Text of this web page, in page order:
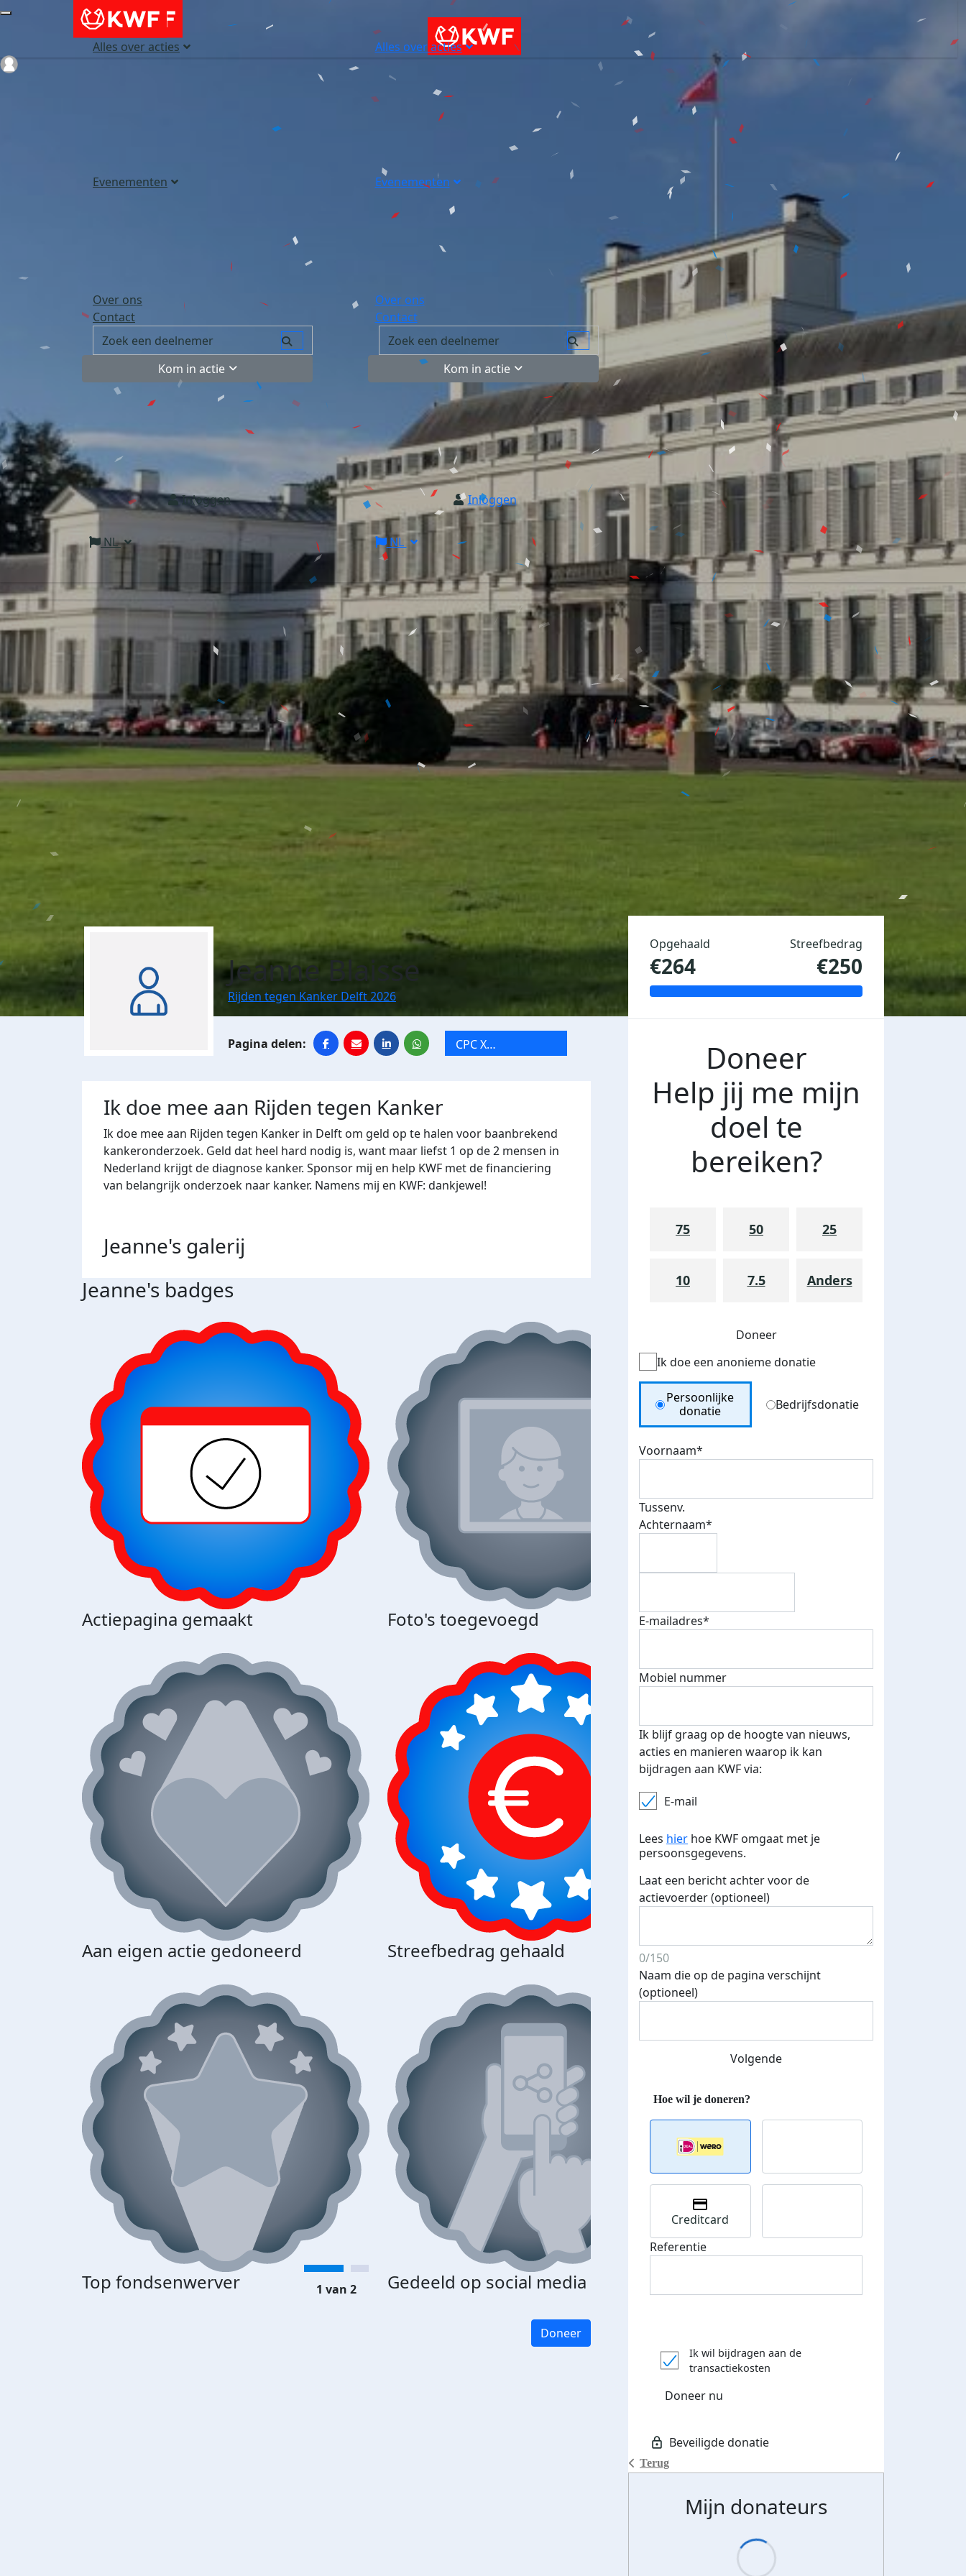
Alles over acties
Evenementen
Over ons
Contact
Kom in actie
Inloggen
NL
Alles over acties
Evenementen
Over ons
Contact
Kom in actie
Inloggen
NL
Jeanne Blaisse
Rijden tegen Kanker Delft 2026
CPC X
vakantiegangers
Ik doe mee aan Rijden tegen Kanker
Ik doe mee aan Rijden tegen Kanker in Delft om geld op te halen voor baanbrekend
kankeronderzoek. Geld dat heel hard nodig is, want maar liefst 1 op de 2 mensen in
Nederland krijgt de diagnose kanker. Sponsor mij en help KWF met de financiering
van belangrijk onderzoek naar kanker. Namens mij en KWF: dankjewel!
Jeanne's galerij
Jeanne's badges
Actiepagina gemaakt Foto's toegevoegd E-mails verstuurd
Aan eigen actie gedoneerd Streefbedrag gehaald Streefbedrag verhoogd
Top fondsenwerver Gedeeld op social media
Top fondsenwerver
1 van 2
Doneer
Opgehaald
€264
Streefbedrag
€250
Doneer
Help jij me mijn
doel te
bereiken?
75 50 25
10 7.5 Anders
Doneer
Ik doe een anonieme donatie
Donation Type
Persoonlijke
donatie
Bedrijfsdonatie
Voornaam*
Tussenv.
Achternaam*
E-mailadres*
Mobiel nummer
Ik blijf graag op de hoogte van nieuws,
acties en manieren waarop ik kan
bijdragen aan KWF via:
E-mail
Lees hier hoe KWF omgaat met je
persoonsgegevens.
Laat een bericht achter voor de
actievoerder (optioneel)
0/150
Naam die op de pagina verschijnt
(optioneel)
Volgende
Terug
Creditcard
Referentie
Ik wil bijdragen aan de
transactiekosten
Doneer nu
Mijn donateurs